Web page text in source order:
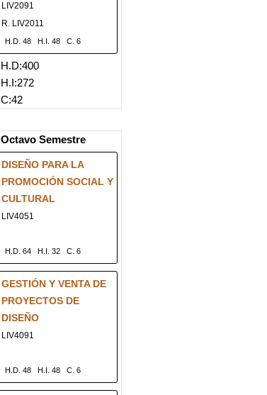
LIV2091
R. LIV2011
H.D. 48 H.I. 48 C. 6
H.D:400
H.I:272
C:42
Octavo Semestre
DISEÑO PARA LA
PROMOCIÓN SOCIAL Y
CULTURAL
LIV4051
H.D. 64 H.I. 32 C. 6
GESTIÓN Y VENTA DE
PROYECTOS DE
DISEÑO
LIV4091
H.D. 48 H.I. 48 C. 6